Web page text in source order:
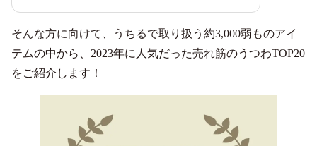
そんな方に向けて、うちるで取り扱う約3,000弱ものアイ
テムの中から、2023年に人気だった売れ筋のうつわTOP20
をご紹介します！